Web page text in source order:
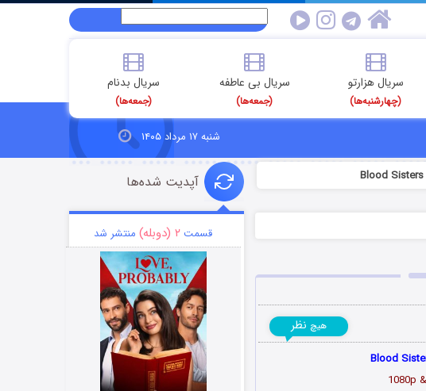
سریال هزارتو
(چهارشنبه‌ها)
سریال بی عاطفه
(جمعه‌ها)
سریال بدنام
(جمعه‌ها)
شنبه ۱۷ مرداد ۱۴۰۵
هیچ نظر
آپدیت شده‌ها
قسمت ۲ (دوبله) منتشر شد